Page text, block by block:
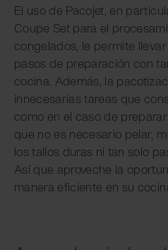
El uso de Pacojet, en
Coupe Set para el
congelados, le permite
pasos de preparación con
cocina. Además, la
innecesarias tareas que
como en el caso de
que no es necesario pelar,
los tallos duras ni tan solo
Así que aproveche la
manera eficiente en su